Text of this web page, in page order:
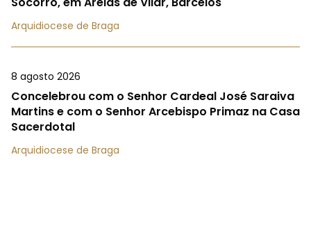
Arquidiocese de Braga
8 agosto 2026
Concelebrou com o Senhor Cardeal José Saraiva
Martins e com o Senhor Arcebispo Primaz na Casa
Sacerdotal
Arquidiocese de Braga